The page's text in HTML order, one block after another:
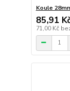
Koule
85,91
71,00 Kč